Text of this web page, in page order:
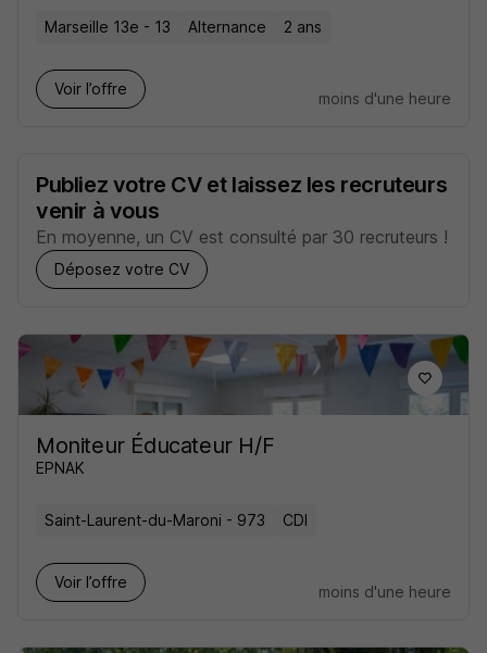
Marseille 13e - 13 Alternance 2 ans
Voir l’offre
moins d'une heure
Publiez votre CV et laissez les recruteurs
venir à vous
En moyenne, un CV est consulté par 30 recruteurs !
Déposez votre CV
Moniteur Éducateur H/F
EPNAK
Saint-Laurent-du-Maroni - 973 CDI
Voir l’offre
moins d'une heure